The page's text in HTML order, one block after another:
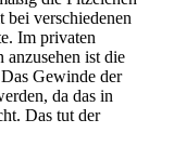
bei verschiedenen
Im privaten
anzusehen ist die
Gewinde der
da das in
Das tut der